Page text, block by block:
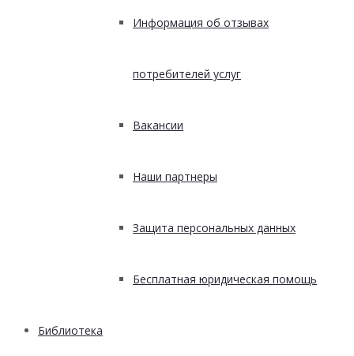
Информация об отзывах
потребителей услуг
Вакансии
Наши партнеры
Защита персональных данных
Бесплатная юридическая помощь
Библиотека